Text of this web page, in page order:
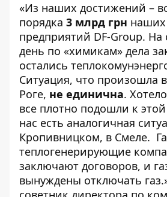
«Из наших достижений –
порядка 3 млрд грн
предприятий DF-Group.
день по «химикам» дела
остались
Ситуация, что произошла
Роге, не единична.
все плотно подошли к
нас есть аналогичная
Кропивницком, в Смеле.
теплогенерирующие
заключают договоров, и
вынуждены отключать